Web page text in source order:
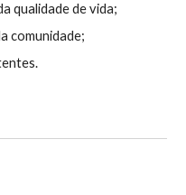
qualidade de vida;
comunidade;